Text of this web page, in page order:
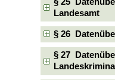
Landesamt
§ 26
§ 27